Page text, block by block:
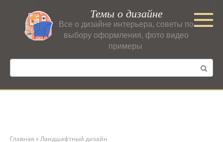
контенту
Темы о дизайне
Все о дизайне интерьера, советы по
выбору оформления, фото видео
примеры
Поиск:
Главная »Ландшафтный дизайн